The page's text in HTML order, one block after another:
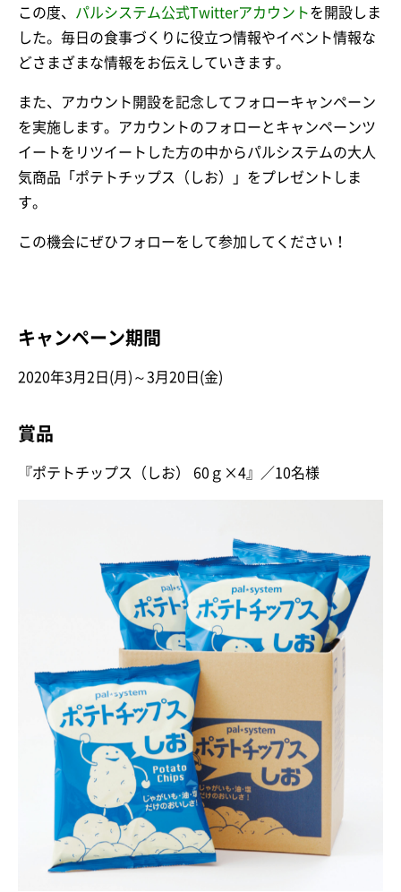
この度、 パルシステム公式Twitterアカウントを開設しま
した。毎日の食事づくりに役立つ情報やイベント情報な
どさまざまな情報をお伝えしていきます。
また、アカウント開設を記念してフォローキャンペーン
を実施します。アカウントのフォローとキャンペーンツ
イートをリツイートした方の中からパルシステムの大人
気商品「ポテトチップス（しお）」をプレゼントしま
す。
この機会にぜひフォローをして参加してください！
キャンペーン期間
2020年3月2日(月)～3月20日(金)
賞品
『ポテトチップス（しお） 60ｇ×4』／10名様